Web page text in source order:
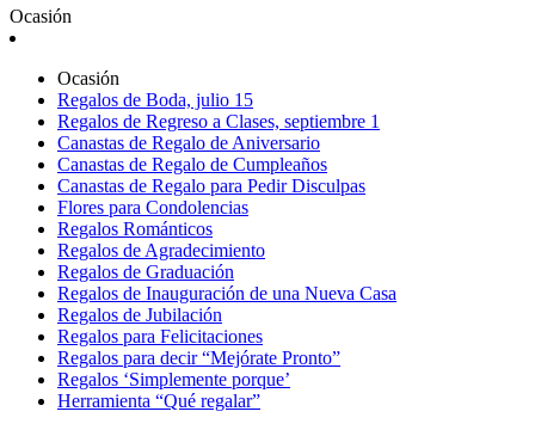
Ocasión
Ocasión
Regalos de Boda, julio 15
Regalos de Regreso a Clases, septiembre 1
Canastas de Regalo de Aniversario
Canastas de Regalo de Cumpleaños
Canastas de Regalo para Pedir Disculpas
Flores para Condolencias
Regalos Románticos
Regalos de Agradecimiento
Regalos de Graduación
Regalos de Inauguración de una Nueva Casa
Regalos de Jubilación
Regalos para Felicitaciones
Regalos para decir “Mejórate Pronto”
Regalos ‘Simplemente porque’
Herramienta “Qué regalar”